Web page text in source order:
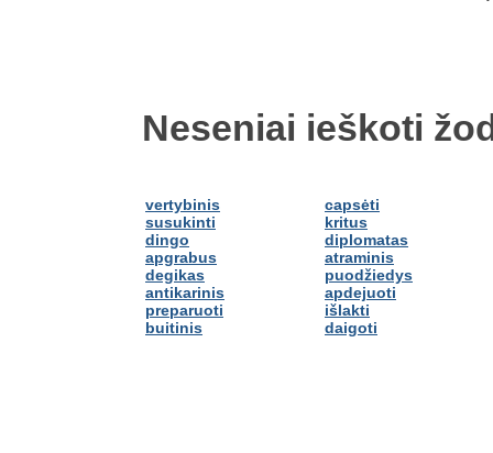
Neseniai ieškoti
vertybinis
susukinti
dingo
apgrabus
degikas
antikarinis
preparuoti
buitinis
capsėti
kritus
diplomatas
atraminis
puodžiedys
apdejuoti
išlakti
daigoti